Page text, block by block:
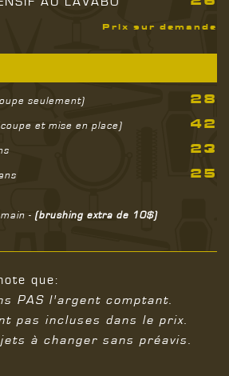
Prix sur demande
28
seulement)
42
et mise en place)
23
25
- (brushing extra de 10$)
que:
PAS l'argent comptant.
pas incluses dans le prix.
à changer sans préavis.